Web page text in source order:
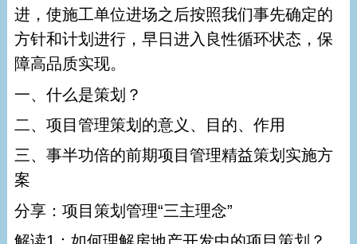
进，使施工单位进场之后按照我们事先确定的
方针和计划进行，早日进入良性循环状态，保
障高品质实现。
一、什么是策划？
二、项目管理策划的意义、目的、作用
三、事半功倍的前期项目管理精益策划实施方
案
分享：项目策划管理“三主理念”